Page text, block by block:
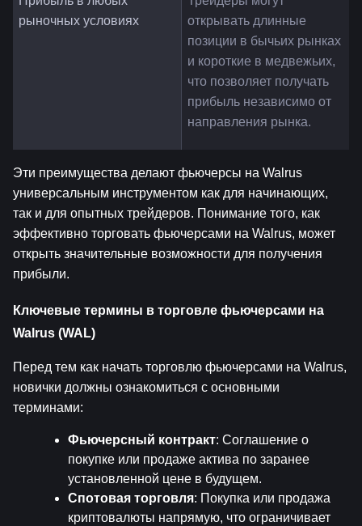
рыночных условиях
открывать длинные
позиции в бычьих рынках
и короткие в медвежьих,
что позволяет получать
прибыль независимо от
направления рынка.
Эти преимущества делают фьючерсы на Walrus
универсальным инструментом как для начинающих,
так и для опытных трейдеров. Понимание того, как
эффективно торговать фьючерсами на Walrus, может
открыть значительные возможности для получения
прибыли.
Ключевые термины в торговле фьючерсами на
Walrus (WAL)
Перед тем как начать торговлю фьючерсами на Walrus,
новички должны ознакомиться с основными
терминами:
Фьючерсный контракт: Соглашение о
покупке или продаже актива по заранее
установленной цене в будущем.
Спотовая торговля: Покупка или продажа
криптовалюты напрямую, что ограничивает